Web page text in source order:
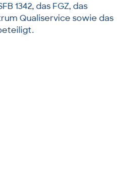
1342, das FGZ, das
Qualiservice sowie das